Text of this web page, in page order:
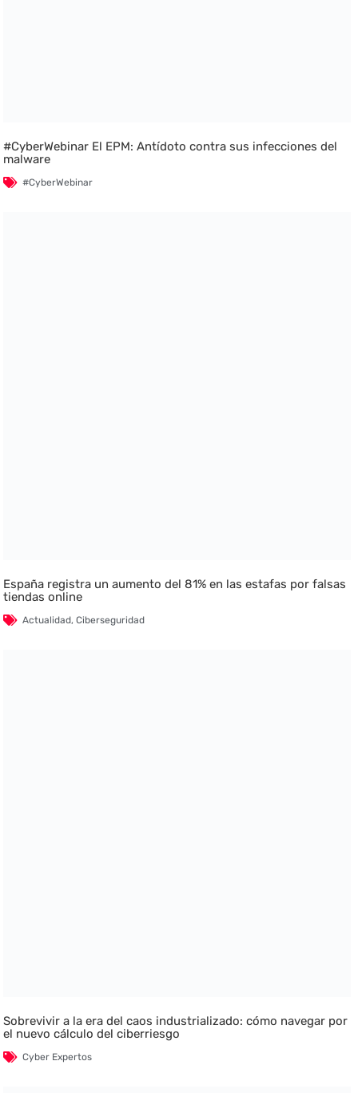
#CyberWebinar El EPM: Antídoto contra sus infecciones del
malware
#CyberWebinar
España registra un aumento del 81% en las estafas por falsas
tiendas online
Actualidad,Ciberseguridad
Sobrevivir a la era del caos industrializado: cómo navegar por
el nuevo cálculo del ciberriesgo
Cyber Expertos